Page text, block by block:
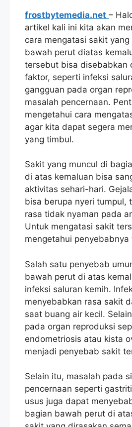
frostbytemedia.net –
artikel kali ini kita akan
cara mengatasi sakit
bawah perut diatas
tersebut bisa disebabkan
faktor, seperti infeksi
gangguan pada organ
masalah pencernaan.
mengetahui cara
agar kita dapat segera
yang timbul.
Sakit yang muncul di
di atas kemaluan bisa
aktivitas sehari-hari.
bisa berupa nyeri tumpul,
rasa tidak nyaman pada
Untuk mengatasi sakit
mengetahui
Salah satu penyebab
bawah perut di atas
infeksi saluran kemih.
menyebabkan rasa sakit
saat buang air kecil.
pada organ reproduksi
endometriosis atau kista
menjadi penyebab sakit
Selain itu, masalah pada
pencernaan seperti
usus juga dapat
bagian bawah perut di